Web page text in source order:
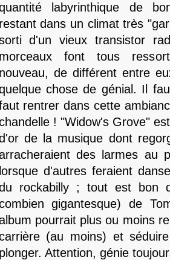
labyrinthique de
restant dans un climat très
d'un vieux transistor
morceaux font tous
nouveau, de différent entre
chose de génial. Il
rentrer dans cette
! "Widow's Grove"
de la musique dont
des larmes au
lorsque d'autres feraient
rockabilly ; tout est bon
gigantesque) de
pourrait plus ou moins
(au moins) et
plonger. Attention, génie